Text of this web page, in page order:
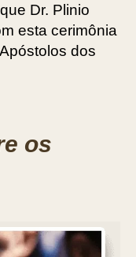
Dr. Plinio
esta cerimônia
dos
os